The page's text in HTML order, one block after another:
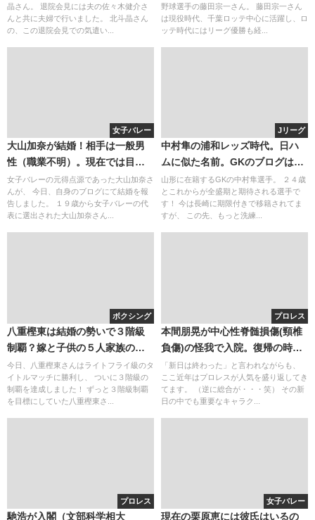
晶さん。 退院会見には夫の佐々木健介さ
んと共に夫婦で行いました。 北斗晶さん
の、この退院会見での気遣い...
野球選手の藤田宗一さん。 藤田宗一さん
は現役時代、千葉ロッテ中心に活躍し、ロ
ッテ時代にはリーグ優勝も経...
女子バレー
大山加奈が結婚！相手は一般男
性（職業不明）。現在では目の
くまが可愛い大人の女性に！
女子バレーの元得点源であった大山加奈さ
んが、 今日、自身のブログにて結婚を報
告しました。 １９歳から女子バレーの代
表に選出された大山加奈さん...
Jリーグ
中村隼の浦和レッズ時代。日ハ
ムに似た名前。GKのブログは？
彼女と結婚と。出身中学高校
は？
山形に在籍するGKの中村隼選手。 ２４歳
とこれからが全盛期と期待される選手で
す！ 今は長崎に期限付きで移籍されてま
すが、 この先、もっと洗練...
ボクシング
八重樫東は結婚の勢いで３階級
制覇？嫁と子供の５人家族の明
るい自宅が癒しになってる？
今日、八重樫東さんはライトフライ級のタ
イトルマッチに勝利し、 ついに３階級の
制覇を達成しました！ ずっと３階級制覇
を目標にしていた八重樫東さ...
プロレス
本間朋晃が中心性脊髄損傷(頸椎
負傷)の怪我で入院。復帰の時期
と現在の容体(動画)。今後の麻痺
などの後遺症の可能性は？
「新日は終わった」と言われながらも、
ここ近年はプロレスが人気を盛り返してき
てます。 （逆に総合が・・・笑） その新
日の中でも重要なキャラク...
プロレス
馳浩が入閣（文部科学相大
女子バレー
現在の栗原恵には彼氏はいるの